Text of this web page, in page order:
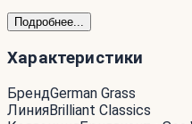
Подробнее...
Характеристики
БрендGerman Grass
ЛинияBrilliant Classics